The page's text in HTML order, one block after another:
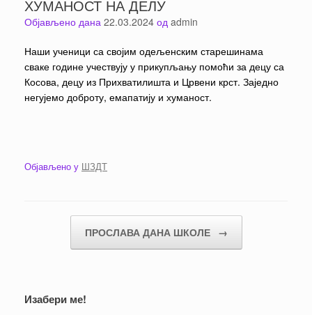
ХУМАНОСТ НА ДЕЛУ
Објављено дана 22.03.2024 од admin
Наши ученици са својим одељенским старешинама
сваке године учествују у прикупљању помоћи за децу са
Косова, децу из Прихватилишта и Црвени крст. Заједно
негујемо доброту, емапатију и хуманост.
Објављено у ШЗДТ
ПРОСЛАВА ДАНА ШКОЛЕ →
Изабери ме!